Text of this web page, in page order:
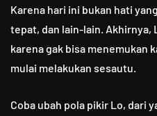
Karena hari ini bukan hati
tepat, dan lain-lain. Akhirnya,
karena gak bisa menemukan
mulai melakukan sesautu.
Coba ubah pola pikir Lo, dari